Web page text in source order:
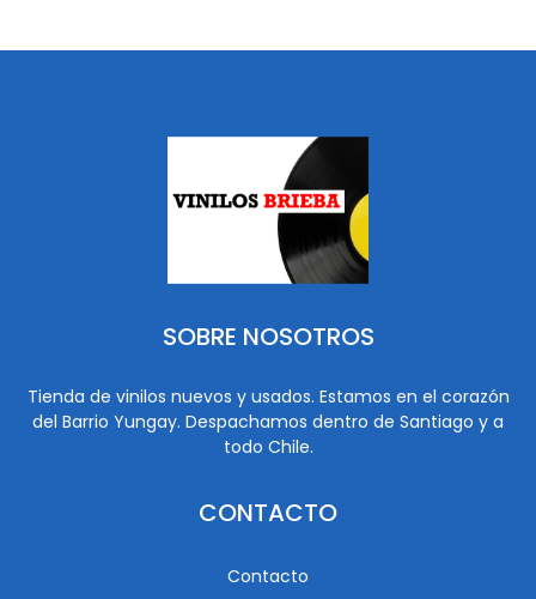
SOBRE NOSOTROS
Tienda de vinilos nuevos y usados. Estamos en el corazón
del Barrio Yungay. Despachamos dentro de Santiago y a
todo Chile.
CONTACTO
Contacto